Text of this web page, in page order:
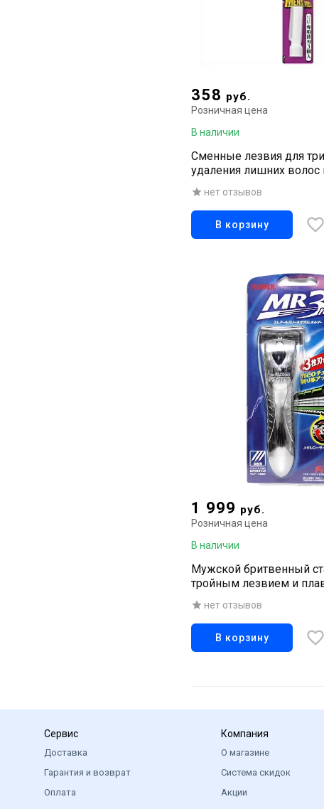
358 руб.
Розничная цена
В наличии
Сменные лезвия для
удаления лишних волос
ушах, носу и на руках 3 шт
нет отзывов
В корзину
1 999 руб.
Розничная цена
В наличии
Мужской бритвенный
тройным лезвием и
головкой "MR3 Neo"
нет отзывов
В корзину
Сервис
Доставка
Гарантия и возврат
Оплата
Компания
О магазине
Система скидок
Акции